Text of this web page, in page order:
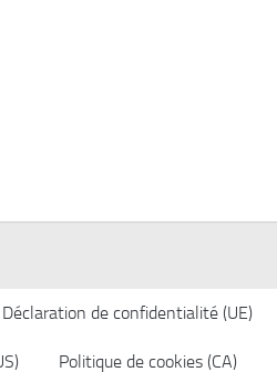
Déclaration de confidentialité (UE)
Politique de cookies (CA)